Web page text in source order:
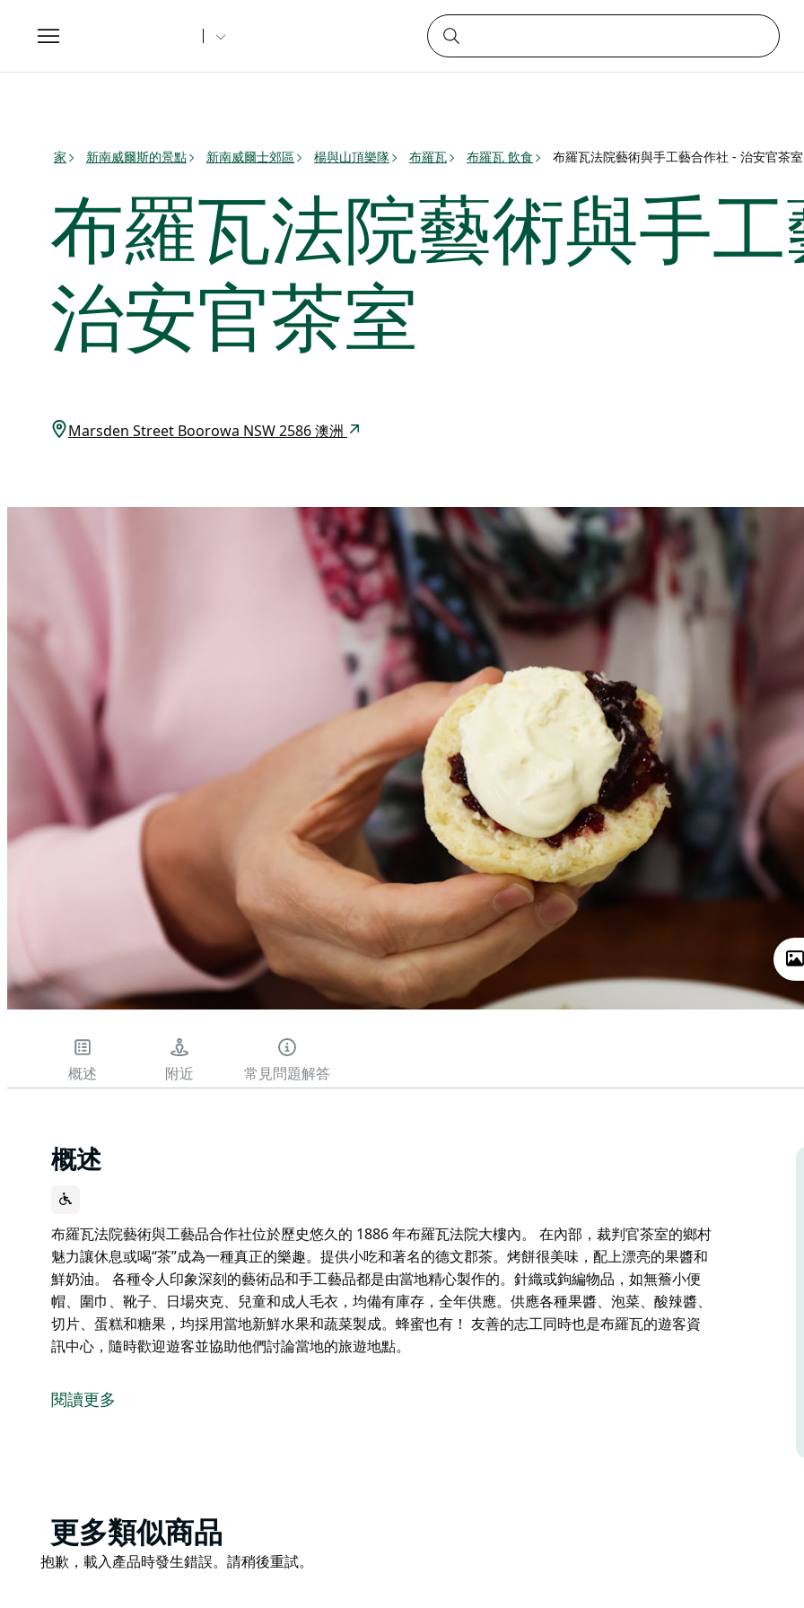
Toggle
navigation
家 新南威爾斯的景點 新南威爾士郊區 楊與山頂樂隊 布羅瓦 布羅瓦 飲食 布羅瓦法院藝術與手工藝合作社 - 治安官茶室
布羅瓦法院藝術與手
治安官茶室
Marsden Street Boorowa NSW 2586 澳洲
概述 附近 常見問題解答
概述
布羅瓦法院藝術與工藝品合作社位於歷史悠久的 1886 年布羅瓦法院大樓內。 在內部，裁判官茶室的鄉村
魅力讓休息或喝“茶”成為一種真正的樂趣。提供小吃和著名的德文郡茶。烤餅很美味，配上漂亮的果醬和
鮮奶油。 各種令人印象深刻的藝術品和手工藝品都是由當地精心製作的。針織或鉤編物品，如無簷小便
帽、圍巾、靴子、日場夾克、兒童和成人毛衣，均備有庫存，全年供應。供應各種果醬、泡菜、酸辣醬、
切片、蛋糕和糖果，均採用當地新鮮水果和蔬菜製成。蜂蜜也有！ 友善的志工同時也是布羅瓦的遊客資
訊中心，隨時歡迎遊客並協助他們討論當地的旅遊地點。
在內部，裁判官茶室的鄉村魅力讓休息或喝“茶”成為一種真正的樂趣。提供小吃和著名的德文郡茶。烤餅
友善的志工同時也是布羅瓦的遊客資訊中心，隨時歡迎遊客並協助他們討論當地的旅遊地點。
閱讀更多
Product
List
更多類似商品
Product
抱歉，載入產品時發生錯誤。請稍後重試。